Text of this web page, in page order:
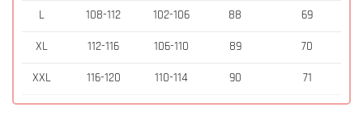
L 108-112 102-106 88 69
XL 112-116 106-110 89 70
XXL 116-120 110-114 90 71